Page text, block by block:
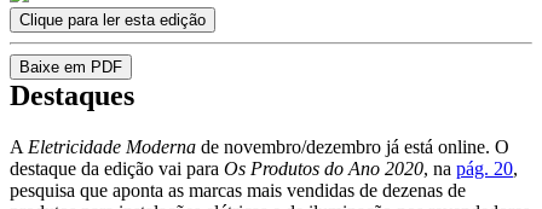
Clique para ler esta edição
Baixe em PDF
Destaques
A Eletricidade Moderna de novembro/dezembro já está online. O
destaque da edição vai para Os Produtos do Ano 2020, na pág. 20,
pesquisa que aponta as marcas mais vendidas de dezenas de